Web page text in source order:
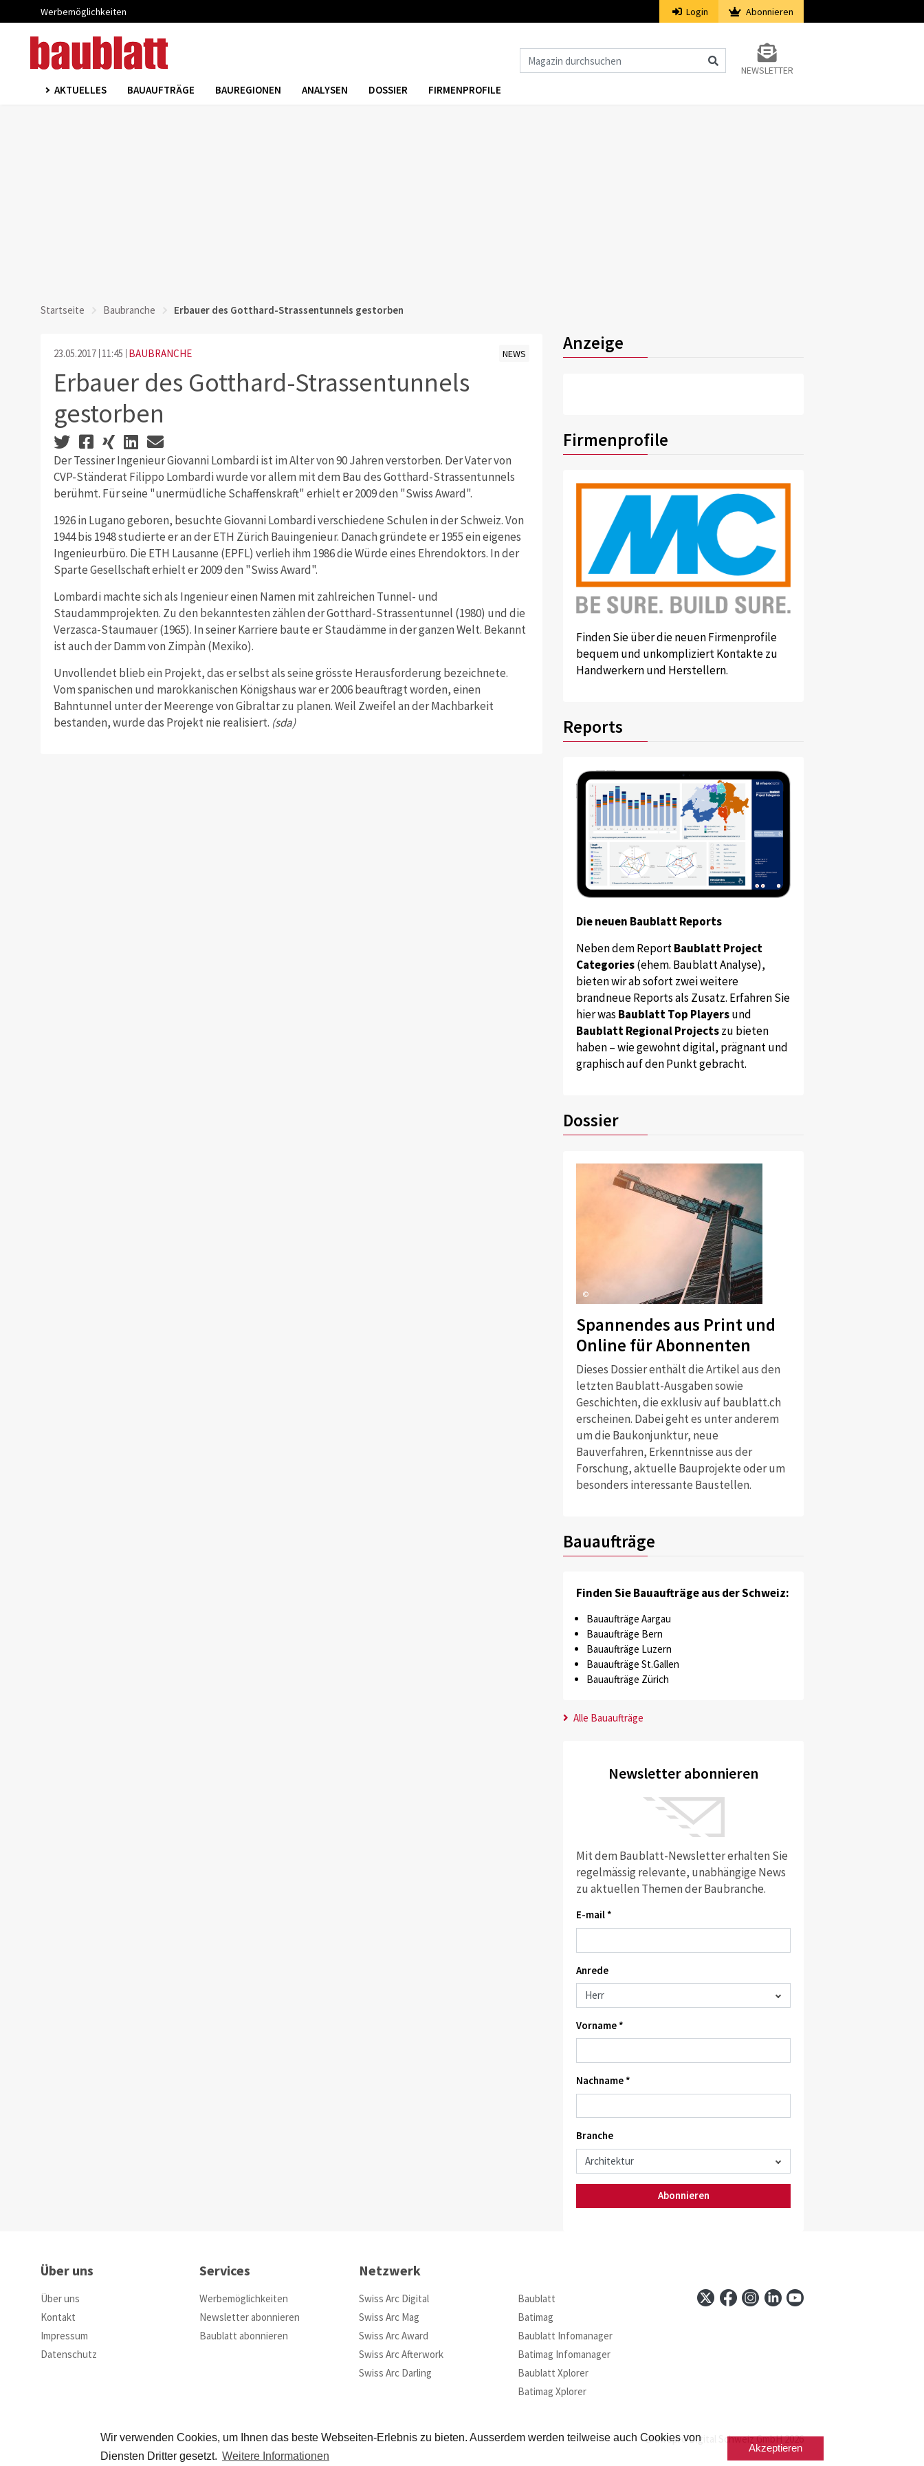
Wir verwenden Cookies, um Ihnen das beste Webseiten-Erlebnis zu bieten. Ausserdem werden teilweise auch Cookies von
Diensten Dritter gesetzt. Weitere Informationen
Akzeptieren
Werbemöglichkeiten Login Abonnieren
NEWSLETTER
AKTUELLES BAUAUFTRÄGE BAUREGIONEN ANALYSEN DOSSIER FIRMENPROFILE
Startseite Baubranche Erbauer des Gotthard-Strassentunnels gestorben
23.05.2017 11:45 BAUBRANCHE NEWS
Erbauer des Gotthard-Strassentunnels
gestorben
Der Tessiner Ingenieur Giovanni Lombardi ist im Alter von 90 Jahren verstorben. Der Vater von
CVP-Ständerat Filippo Lombardi wurde vor allem mit dem Bau des Gotthard-Strassentunnels
berühmt. Für seine "unermüdliche Schaffenskraft" erhielt er 2009 den "Swiss Award".
1926 in Lugano geboren, besuchte Giovanni Lombardi verschiedene Schulen in der Schweiz. Von
1944 bis 1948 studierte er an der ETH Zürich Bauingenieur. Danach gründete er 1955 ein eigenes
Ingenieurbüro. Die ETH Lausanne (EPFL) verlieh ihm 1986 die Würde eines Ehrendoktors. In der
Sparte Gesellschaft erhielt er 2009 den "Swiss Award".
Lombardi machte sich als Ingenieur einen Namen mit zahlreichen Tunnel- und
Staudammprojekten. Zu den bekanntesten zählen der Gotthard-Strassentunnel (1980) und die
Verzasca-Staumauer (1965). In seiner Karriere baute er Staudämme in der ganzen Welt. Bekannt
ist auch der Damm von Zimpàn (Mexiko).
Unvollendet blieb ein Projekt, das er selbst als seine grösste Herausforderung bezeichnete.
Vom spanischen und marokkanischen Königshaus war er 2006 beauftragt worden, einen
Bahntunnel unter der Meerenge von Gibraltar zu planen. Weil Zweifel an der Machbarkeit
bestanden, wurde das Projekt nie realisiert. (sda)
Anzeige
Firmenprofile
Finden Sie über die neuen Firmenprofile
bequem und unkompliziert Kontakte zu
Handwerkern und Herstellern.
Reports
Die neuen Baublatt Reports
Neben dem ReportBaublatt Project
Categories(ehem. Baublatt Analyse),
bieten wir ab sofort zwei weitere
brandneue Reports als Zusatz. Erfahren Sie
hier was Baublatt Top Playersund
Baublatt Regional Projectszu bieten
haben – wie gewohnt digital, prägnant und
graphisch auf den Punkt gebracht.
Dossier
©
Spannendes aus Print und
Online für Abonnenten
Dieses Dossier enthält die Artikel aus den
letzten Baublatt-Ausgaben sowie
Geschichten, die exklusiv auf baublatt.ch
erscheinen. Dabei geht es unter anderem
um die Baukonjunktur, neue
Bauverfahren, Erkenntnisse aus der
Forschung, aktuelle Bauprojekte oder um
besonders interessante Baustellen.
Bauaufträge
Finden Sie Bauaufträge aus der Schweiz:
Bauaufträge Aargau
Bauaufträge Bern
Bauaufträge Luzern
Bauaufträge St.Gallen
Bauaufträge Zürich
Alle Bauaufträge
Newsletter abonnieren
Mit dem Baublatt-Newsletter erhalten Sie
regelmässig relevante, unabhängige News
zu aktuellen Themen der Baubranche.
E-mail *
Anrede
Vorname *
Nachname *
Branche
Abonnieren
Über uns
Über uns
Kontakt
Impressum
Datenschutz
Services
Werbemöglichkeiten
Newsletter abonnieren
Baublatt abonnieren
Netzwerk
Swiss Arc Digital
Swiss Arc Mag
Swiss Arc Award
Swiss Arc Afterwork
Swiss Arc Darling
Baublatt
Batimag
Baublatt Infomanager
Batimag Infomanager
Baublatt Xplorer
Batimag Xplorer
© Infopro Digital Schweiz GmbH 2026